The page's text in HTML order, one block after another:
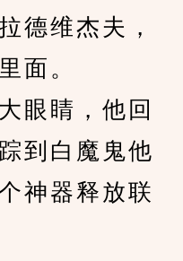
德维杰夫，
面。
睛，他回
到白魔鬼他
神器释放联